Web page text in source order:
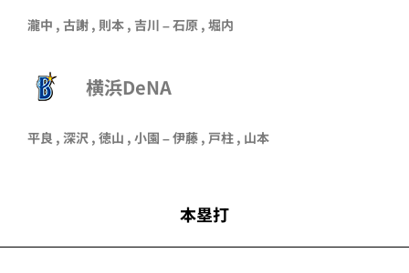
瀧中 , 古謝 , 則本 , 吉川 –石原 , 堀内
横浜DeNA
平良 , 深沢 , 徳山 , 小園 – 伊藤 , 戸柱 , 山本
本塁打